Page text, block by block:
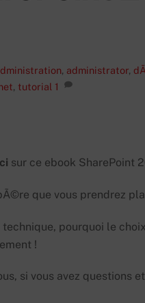
, administrator,
, tutorial 1
sur ce ebook SharePoint
que vous prendrez
pourquoi le
!
si vous avez questions